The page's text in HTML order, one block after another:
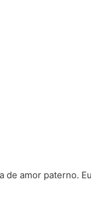
amor paterno.